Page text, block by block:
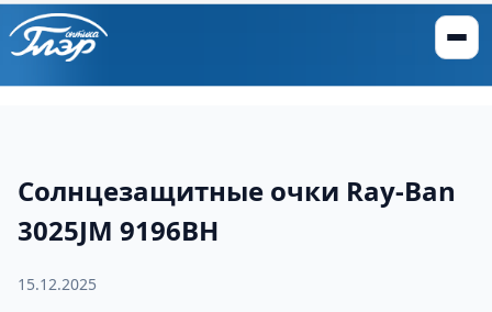
Солнцезащитные очки Ray-Ban
3025JM 9196BH
15.12.2025